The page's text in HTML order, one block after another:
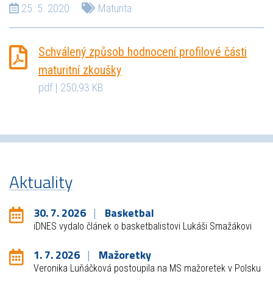
25. 5. 2020 Maturita
Schválený způsob hodnocení profilové části
maturitní zkoušky
pdf | 250,93 KB
Aktuality
30. 7. 2026 Basketbal
iDNES vydalo článek o basketbalistovi Lukáši Smažákovi
1. 7. 2026 Mažoretky
Veronika Luňáčková postoupila na MS mažoretek v Polsku